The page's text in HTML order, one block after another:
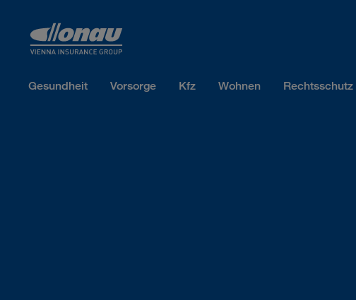
Gesundheit Vorsorge Kfz Wohnen Rechtsschutz